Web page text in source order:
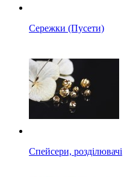
Сережки (Пусети)
Спейсери, розділювачі